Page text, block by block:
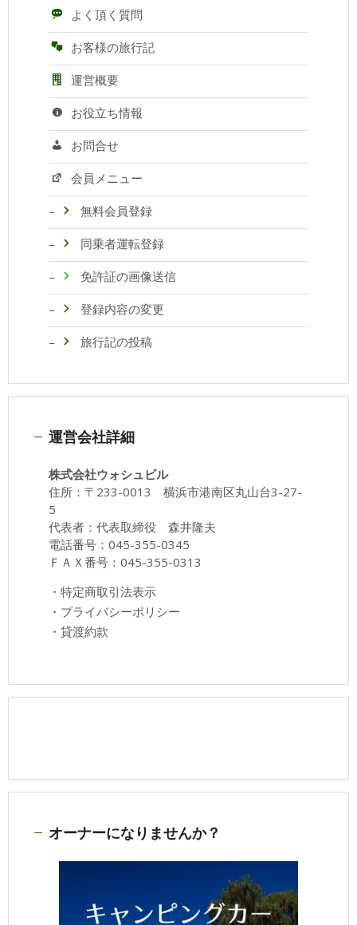
よく頂く質問
お客様の旅行記
運営概要
お役立ち情報
お問合せ
会員メニュー
無料会員登録
同乗者運転登録
免許証の画像送信
登録内容の変更
旅行記の投稿
運営会社詳細
株式会社ウォシュビル
住所：〒233-0013 横浜市港南区丸山台3-27-
5
代表者：代表取締役 森井隆夫
電話番号：045-355-0345
ＦＡＸ番号：045-355-0313
・ 特定商取引法表示
・ プライバシーポリシー
・ 貸渡約款
オーナーになりませんか？